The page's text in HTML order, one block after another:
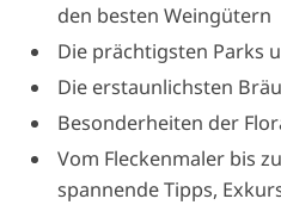
den besten Weingütern
Die prächtigsten Parks
Die erstaunlichsten
Besonderheiten der
Vom Fleckenmaler bis
spannende Tipps,